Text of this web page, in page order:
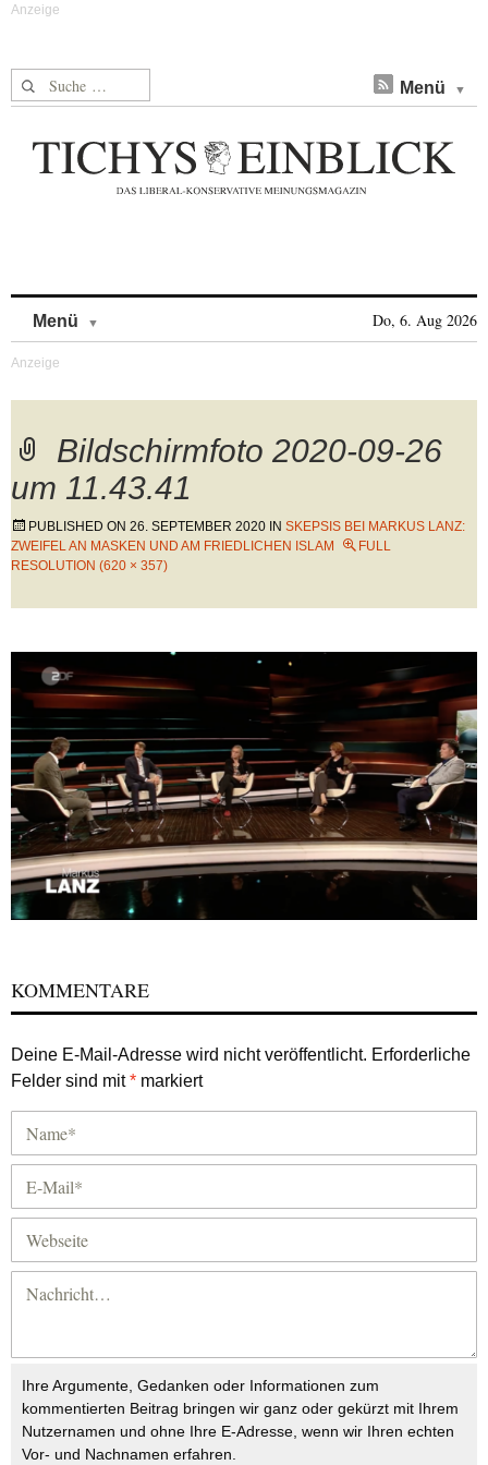
Suche nach: Menü
Menü Do, 6. Aug 2026
Bildschirmfoto 2020-09-26
um 11.43.41
PUBLISHED ON 26. SEPTEMBER 2020 IN SKEPSIS BEI MARKUS LANZ:
ZWEIFEL AN MASKEN UND AM FRIEDLICHEN ISLAM
FULL
RESOLUTION (620 × 357)
KOMMENTARE
Deine E-Mail-Adresse wird nicht veröffentlicht. Erforderliche
Felder sind mit* markiert
Ihre Argumente, Gedanken oder Informationen zum
kommentierten Beitrag bringen wir ganz oder gekürzt mit Ihrem
Nutzernamen und ohne Ihre E-Adresse, wenn wir Ihren echten
Vor- und Nachnamen erfahren.